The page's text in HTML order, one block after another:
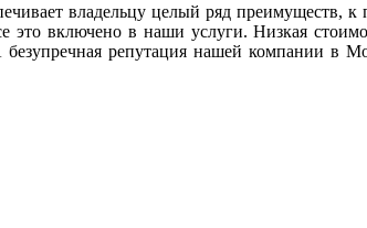
владельцу целый ряд преимуществ, к
это включено в наши услуги. Низкая
репутация нашей компании в